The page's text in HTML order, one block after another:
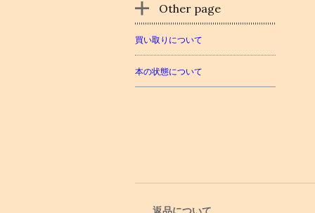
Other page
買い取りについて
本の状態について